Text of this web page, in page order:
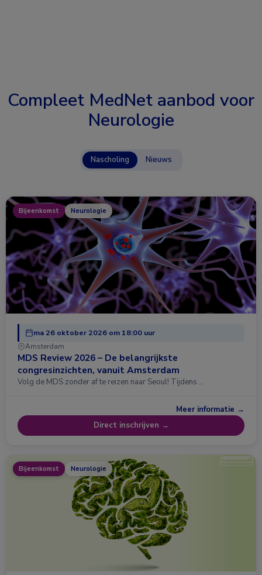
Compleet MedNet aanbod voor
Neurologie
Nascholing Nieuws
Bijeenkomst Neurologie
ma 26 oktober 2026 om 18:00 uur
Amsterdam
MDS Review 2026 – De belangrijkste
congresinzichten, vanuit Amsterdam
Volg de MDS zonder af te reizen naar Seoul! Tijdens …
Meer informatie →
Direct inschrijven →
Bijeenkomst Neurologie